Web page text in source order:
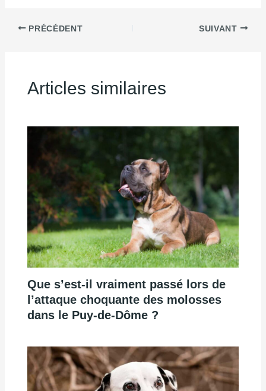
PRÉCÉDENT SUIVANT
Articles similaires
Que s’est-il vraiment passé lors de
l’attaque choquante des molosses
dans le Puy-de-Dôme ?